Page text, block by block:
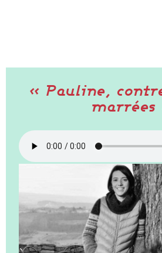
« Pauline,
marrées